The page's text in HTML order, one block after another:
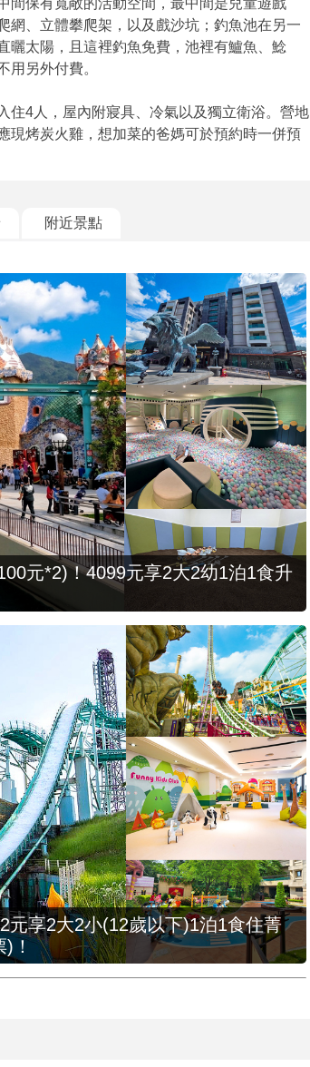
間保有寬敞的活動空間，最中間是兒童遊戲
網、立體攀爬架，以及戲沙坑；釣魚池在另一
曬太陽，且這裡釣魚免費，池裡有鱸魚、鯰
用另外付費。
住4人，屋內附寢具、冷氣以及獨立衛浴。營地
現烤炭火雞，想加菜的爸媽可於預約時一併預
附近景點
元*2)！4099元享2大2幼1泊1食升
享2大2小(12歲以下)1泊1食住菁
！